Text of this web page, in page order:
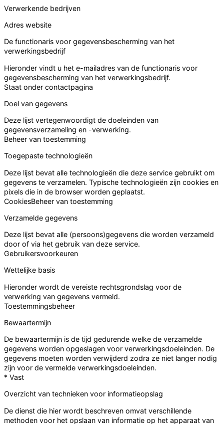
Verwerkende bedrijven
Adres website
De functionaris voor gegevensbescherming van het
verwerkingsbedrijf
Hieronder vindt u het e-mailadres van de functionaris voor
gegevensbescherming van het verwerkingsbedrijf.
Staat onder contactpagina
Doel van gegevens
Deze lijst vertegenwoordigt de doeleinden van
gegevensverzameling en -verwerking.
Beheer van toestemming
Toegepaste technologieën
Deze lijst bevat alle technologieën die deze service gebruikt om
gegevens te verzamelen. Typische technologieën zijn cookies en
pixels die in de browser worden geplaatst.
CookiesBeheer van toestemming
Verzamelde gegevens
Deze lijst bevat alle (persoons)gegevens die worden verzameld
door of via het gebruik van deze service.
Gebruikersvoorkeuren
Wettelijke basis
Hieronder wordt de vereiste rechtsgrondslag voor de
verwerking van gegevens vermeld.
Toestemmingsbeheer
Bewaartermijn
De bewaartermijn is de tijd gedurende welke de verzamelde
gegevens worden opgeslagen voor verwerkingsdoeleinden. De
gegevens moeten worden verwijderd zodra ze niet langer nodig
zijn voor de vermelde verwerkingsdoeleinden.
* Vast
Overzicht van technieken voor informatieopslag
De dienst die hier wordt beschreven omvat verschillende
methoden voor het opslaan van informatie op het apparaat van